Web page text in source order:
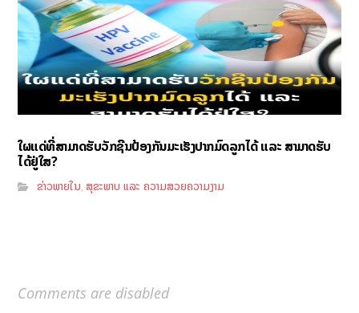
ໃຜແດ່ທີ່ສາມາດຮັບວັກຊີນປ້ອງກັນມະເຮັງປາກມົດລູກໄດ້ ແລະ ສາມາດຮັບ
ໄດ້ຢູ່ໃສ?
ຂ່າວພາຍໃນ,ສຸຂະພາບ ແລະ ຄວາມສວຍຄວາມງາມ
Comments are disabled